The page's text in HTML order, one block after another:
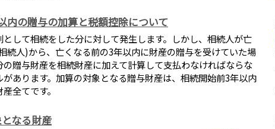
内の贈与の加算と税額控除について
として相続をした分に対して発生します。しかし、相続人が亡
続人)から、亡くなる前の3年以内に財産の贈与を受けていた場
贈与財産を相続財産に加えて計算して支払わなければならな
があります。加算の対象となる贈与財産は、相続開始前3年以内
全てです。
なる財産